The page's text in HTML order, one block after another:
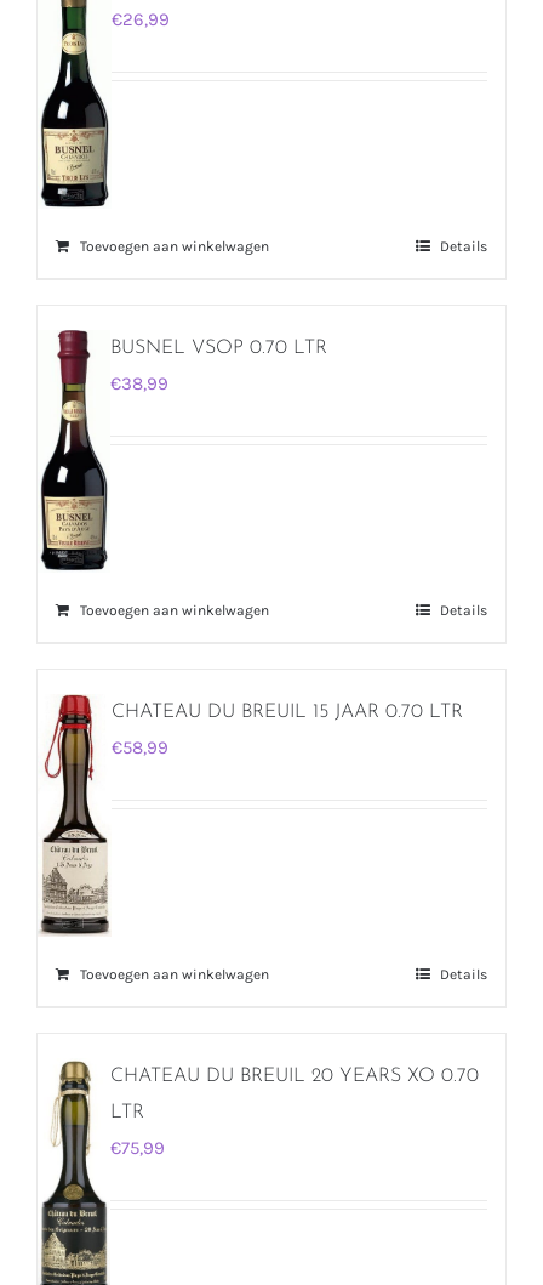
€26,99
Toevoegen aan winkelwagen Details
BUSNEL VSOP 0.70 LTR
€38,99
Toevoegen aan winkelwagen Details
CHATEAU DU BREUIL 15 JAAR 0.70 LTR
€58,99
Toevoegen aan winkelwagen Details
CHATEAU DU BREUIL 20 YEARS XO 0.70
LTR
€75,99